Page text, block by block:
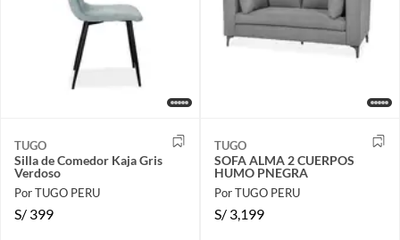
TUGO
Silla de Comedor Kaja Gris
Verdoso
Por TUGO PERU
S/ 399
TUGO
SOFA ALMA 2 CUERPOS
HUMO PNEGRA
Por TUGO PERU
S/ 3,199